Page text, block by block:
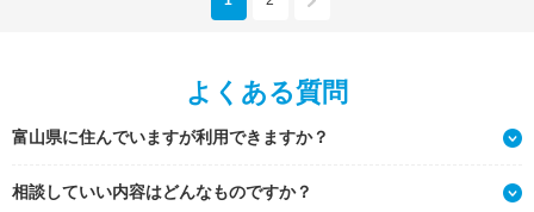
よくある質問
富山県に住んでいますが利用できますか？
相談していい内容はどんなものですか？